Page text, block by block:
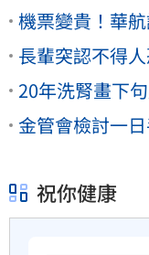
機票變貴！華
長輩突認不得
20年洗腎畫下
金管會檢討一
祝你健康